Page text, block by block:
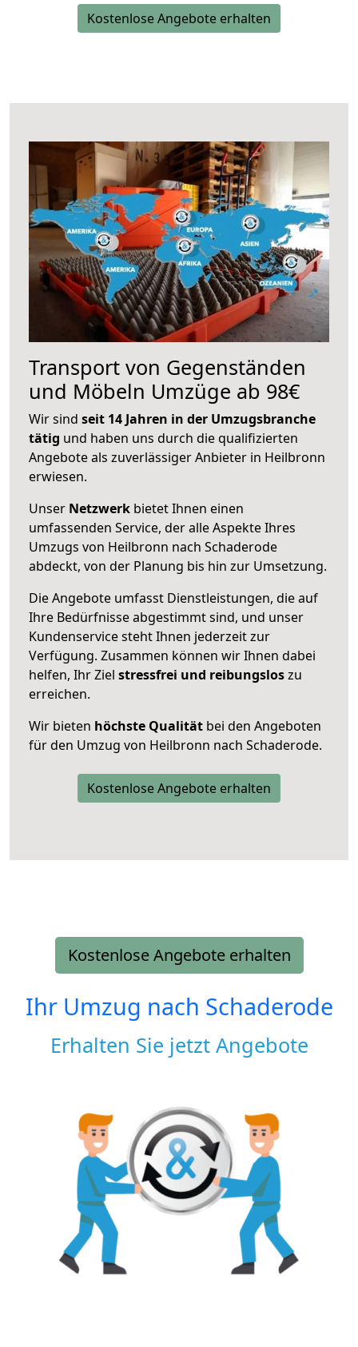
Kostenlose Angebote erhalten
Transport von Gegenständen
und Möbeln Umzüge ab 98€
Wir sind seit 14 Jahren in der Umzugsbranche
tätig und haben uns durch die qualifizierten
Angebote als zuverlässiger Anbieter in Heilbronn
erwiesen.
Unser Netzwerk bietet Ihnen einen
umfassenden Service, der alle Aspekte Ihres
Umzugs von Heilbronn nach Schaderode
abdeckt, von der Planung bis hin zur Umsetzung.
Die Angebote umfasst Dienstleistungen, die auf
Ihre Bedürfnisse abgestimmt sind, und unser
Kundenservice steht Ihnen jederzeit zur
Verfügung. Zusammen können wir Ihnen dabei
helfen, Ihr Ziel stressfrei und reibungsloszu
erreichen.
Wir bieten höchste Qualität bei den Angeboten
für den Umzug von Heilbronn nach Schaderode.
Kostenlose Angebote erhalten
Kostenlose Angebote erhalten
Ihr Umzug nach Schaderode
Erhalten Sie jetzt Angebote